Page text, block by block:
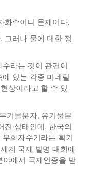
화수이니 문제이다.
그러나 물에 대한 정
라는 것이 관건이
있는 각종 미네랄
상이라고 할 수 있
기물분자, 유기물분
진 상태인데, 한국의
화자수기라는 획기
계 국제 발명 대회에
야에서 국제인증을 받